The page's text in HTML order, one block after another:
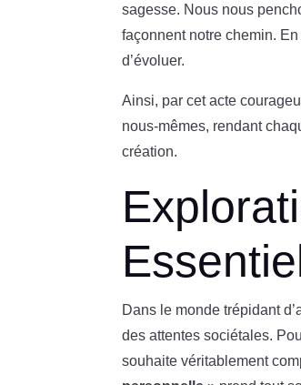
sagesse. Nous nous
façonnent notre chemin.
d’évoluer.
Ainsi, par cet acte
nous-mêmes, rendant
création.
Dans le monde trépidant
des attentes sociétales.
souhaite véritablement